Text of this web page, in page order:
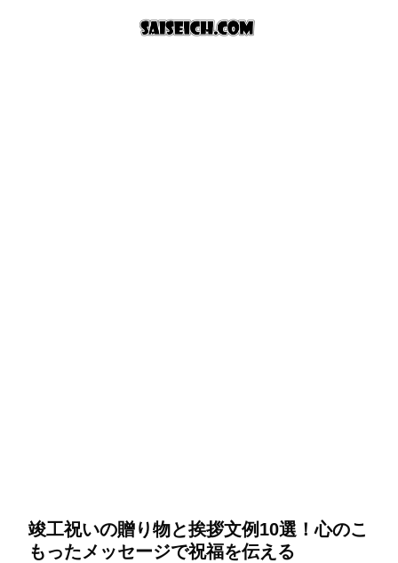
竣工祝いの贈り物と挨拶文例10選！心のこ
もったメッセージで祝福を伝える